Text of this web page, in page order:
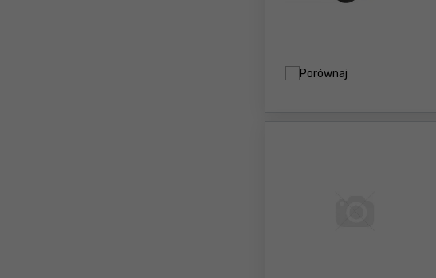
Porównaj